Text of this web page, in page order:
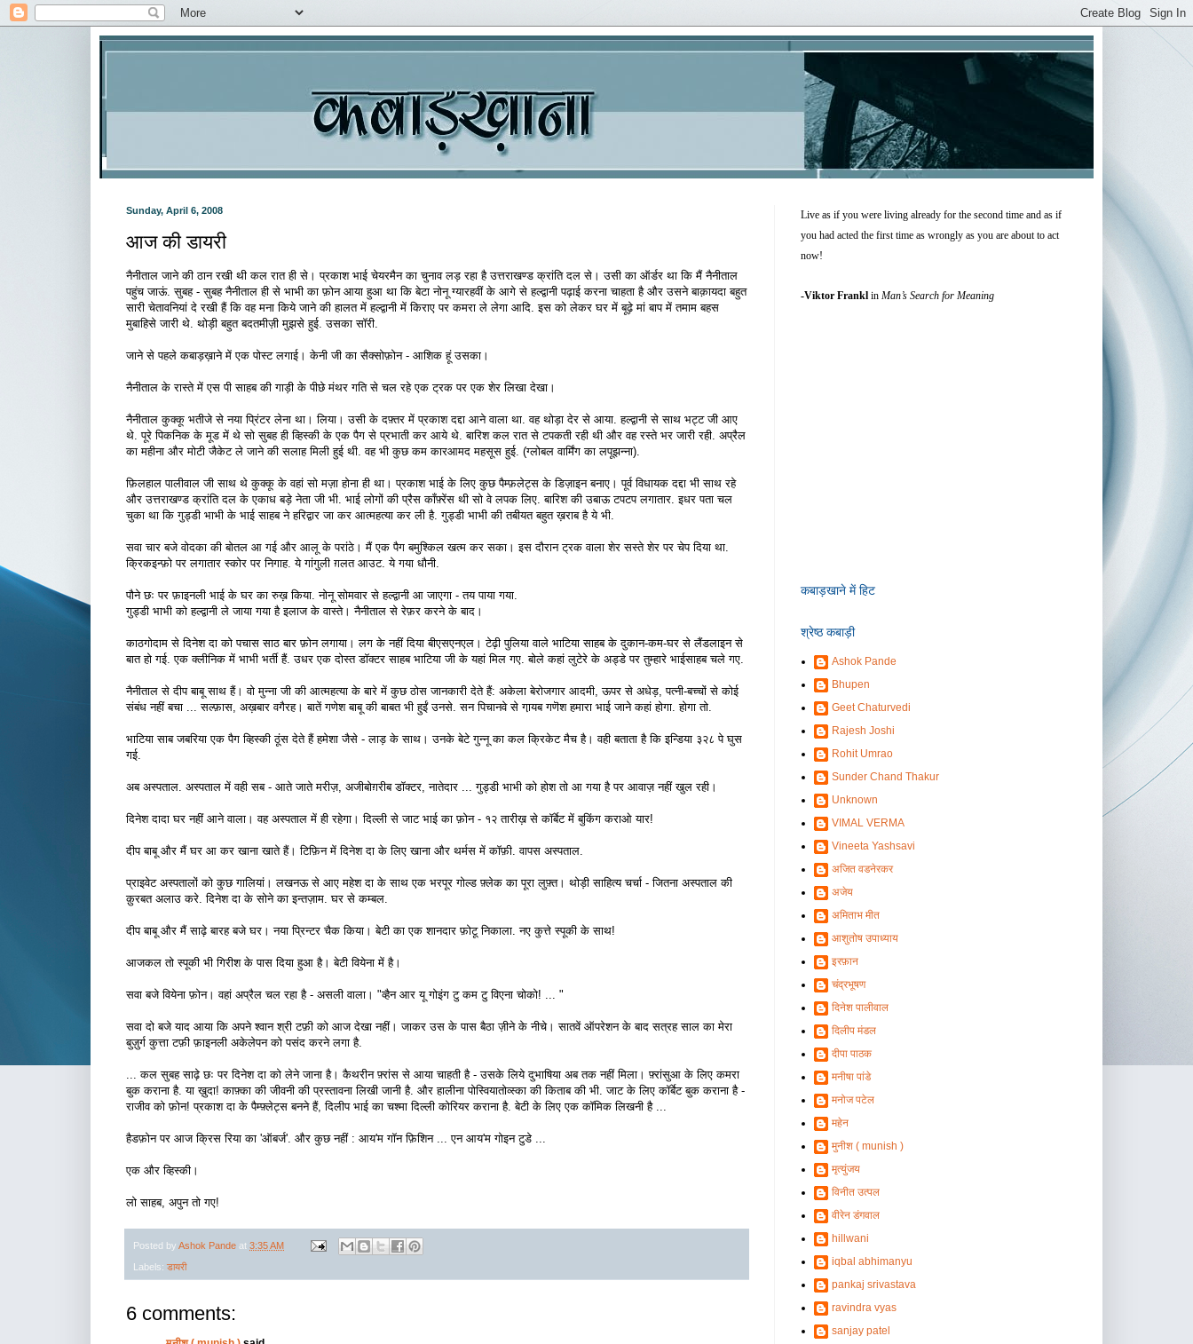
Sunday, April 6, 2008
आज की डायरी
नैनीताल जाने की ठान रखी थी कल रात ही से। प्रकाश भाई चेयरमैन का चुनाव लड़ रहा है उत्तराखण्ड क्रांति दल से। उसी का ऑर्डर था कि मैं नैनीताल
पहुंच जाऊं. सुबह - सुबह नैनीताल ही से भाभी का फ़ोन आया हुआ था कि बेटा नोनू ग्यारहवीं के आगे से हल्द्वानी पढ़ाई करना चाहता है और उसने बाक़ायदा बहुत
सारी चेतावनियां दे रखी हैं कि वह मना किये जाने की हालत में हल्द्वानी में किराए पर कमरा ले लेगा आदि. इस को लेकर घर में बूढ़े मां बाप में तमाम बहस
मुबाहिसे जारी थे. थोड़ी बहुत बदतमीज़ी मुझसे हुई. उसका सॉरी.
जाने से पहले कबाड़ख़ाने में एक पोस्ट लगाई। केनी जी का सैक्सोफ़ोन - आशिक हूं उसका।
नैनीताल के रास्ते में एस पी साहब की गाड़ी के पीछे मंथर गति से चल रहे एक ट्रक पर एक शेर लिखा देखा।
नैनीताल कुक्कू भतीजे से नया प्रिंटर लेना था। लिया। उसी के दफ़्तर में प्रकाश दद्दा आने वाला था. वह थोड़ा देर से आया. हल्द्वानी से साथ भट्ट जी आए
थे. पूरे पिकनिक के मूड में थे सो सुबह ही व्हिस्की के एक पैग से प्रभाती कर आये थे. बारिश कल रात से टपकती रही थी और वह रस्ते भर जारी रही. अप्रैल
का महीना और मोटी जैकेट ले जाने की सलाह मिली हुई थी. वह भी कुछ कम कारआमद महसूस हुई. (ग्लोबल वार्मिंग का लपूझन्ना).
फ़िलहाल पालीवाल जी साथ थे कुक्कू के वहां सो मज़ा होना ही था। प्रकाश भाई के लिए कुछ पैम्फ़लेट्स के डिज़ाइन बनाए। पूर्व विधायक दद्दा भी साथ रहे
और उत्तराखण्ड क्रांति दल के एकाध बड़े नेता जी भी. भाई लोगों की प्रैस कॉंफ़्रेंस थी सो वे लपक लिए. बारिश की उबाऊ टपटप लगातार. इधर पता चल
चुका था कि गुड्डी भाभी के भाई साहब ने हरिद्वार जा कर आत्महत्या कर ली है. गुड्डी भाभी की तबीयत बहुत ख़राब है ये भी.
सवा चार बजे वोदका की बोतल आ गई और आलू के परांठे। मैं एक पैग बमुश्किल खत्म कर सका। इस दौरान ट्रक वाला शेर सस्ते शेर पर चेप दिया था.
क्रिकइन्फ़ो पर लगातार स्कोर पर निगाह. ये गांगुली ग़लत आउट. ये गया धौनी.
पौने छः पर फ़ाइनली भाई के घर का रुख़ किया. नोनू सोमवार से हल्द्वानी आ जाएगा - तय पाया गया.
गुड्डी भाभी को हल्द्वानी ले जाया गया है इलाज के वास्ते। नैनीताल से रेफ़र करने के बाद।
काठगोदाम से दिनेश दा को पचास साठ बार फ़ोन लगाया। लग के नहीं दिया बीएसएनएल। टेढ़ी पुलिया वाले भाटिया साहब के दुकान-कम-घर से लैंडलाइन से
बात हो गई. एक क्लीनिक में भाभी भर्ती हैं. उधर एक दोस्त डॉक्टर साहब भाटिया जी के यहां मिल गए. बोले कहां लुटेरे के अड्डे पर तुम्हारे भाईसाहब चले गए.
नैनीताल से दीप बाबू साथ हैं। वो मुन्ना जी की आत्महत्या के बारे में कुछ ठोस जानकारी देते हैं: अकेला बेरोजगार आदमी, ऊपर से अधेड़, पत्नी-बच्चों से कोई
संबंध नहीं बचा ... सल्फ़ास, अख़बार वगैरह। बातें गणेश बाबू की बाबत भी हुईं उनसे. सन पिचानवे से गा़यब गणॆश हमारा भाई जाने कहां होगा. होगा तो.
भाटिया साब जबरिया एक पैग व्हिस्की ठूंस देते हैं हमेशा जैसे - लाड़ के साथ। उनके बेटे गुन्नू का कल क्रिकेट मैच है। वही बताता है कि इन्डिया ३२८ पे घुस
गई.
अब अस्पताल. अस्पताल में वही सब - आते जाते मरीज़, अजीबोग़रीब डॉक्टर, नातेदार ... गुड्डी भाभी को होश तो आ गया है पर आवाज़ नहीं खुल रही।
दिनेश दादा घर नहीं आने वाला। वह अस्पताल में ही रहेगा। दिल्ली से जाट भाई का फ़ोन - १२ तारीख़ से कॉर्बेट में बुकिंग कराओ यार!
दीप बाबू और मैं घर आ कर खाना खाते हैं। टिफ़िन में दिनेश दा के लिए खाना और थर्मस में कॉफ़ी.वापस अस्पताल.
प्राइवेट अस्पतालों को कुछ गालियां। लखनऊ से आए महेश दा के साथ एक भरपूर गोल्ड फ़्लेक का पूरा लुफ़्त। थोड़ी साहित्य चर्चा - जितना अस्पताल की
क़ुरबत अलाउ करे. दिनेश दा के सोने का इन्तज़ाम. घर से कम्बल.
दीप बाबू और मैं साढ़े बारह बजे घर। नया प्रिन्टर चैक किया। बेटी का एक शानदार फ़ोटू निकाला. नए कुत्ते स्पूकी के साथ!
आजकल तो स्पूकी भी गिरीश के पास दिया हुआ है। बेटी वियेना में है।
सवा बजे वियेना फ़ोन। वहां अप्रैल चल रहा है - असली वाला। "व्हैन आर यू गोइंग टु कम टु विएना चोको! ... "
सवा दो बजे याद आया कि अपने श्वान श्री टफ़ी को आज देखा नहीं। जाकर उस के पास बैठा ज़ीने के नीचे। सातवें ऑपरेशन के बाद सत्रह साल का मेरा
बुज़ुर्ग कुत्ता टफ़ी फ़ाइनली अकेलेपन को पसंद करने लगा है.
... कल सुबह साढ़े छः पर दिनेश दा को लेने जाना है। कैथरीन फ़्रांस से आया चाहती है - उसके लिये दुभाषिया अब तक नहीं मिला। फ़्रांसुआ के लिए कमरा
बुक कराना है. या ख़ुदा! काफ़्का की जीवनी की प्रस्तावना लिखी जानी है. और हालीना पोस्वियातोव्स्का की किताब की भी. जाट के लिए कॉर्बेट बुक कराना है -
राजीव को फ़ोन! प्रकाश दा के पैम्फ़्लेट्स बनने हैं, दिलीप भाई का चश्मा दिल्ली कोरियर कराना है. बेटी के लिए एक कॉमिक लिखनी है ...
हैडफ़ोन पर आज क्रिस रिया का 'ऑबर्ज'. और कुछ नहीं : आय'म गॉन फ़िशिन ... एन आय'म गोइन टुडे ...
एक और व्हिस्की।
लो साहब, अपुन तो गए!
Posted by Ashok Pande at 3:35 AM
Labels: डायरी
6 comments:
Live as if you were living already for the second time and as if
you had acted the first time as wrongly as you are about to act
now!
-Viktor Frankl in Man’s Search for Meaning
कबाड़खाने में हिट
श्रेष्ठ कबाड़ी
Ashok Pande
Bhupen
Geet Chaturvedi
Rajesh Joshi
Rohit Umrao
Sunder Chand Thakur
Unknown
VIMAL VERMA
Vineeta Yashsavi
अजित वडनेरकर
अजेय
अमिताभ मीत
आशुतोष उपाध्याय
इरफ़ान
चंद्रभूषण
दिनेश पालीवाल
दिलीप मंडल
दीपा पाठक
मनीषा पांडे
मनोज पटेल
महेन
मुनीश ( munish )
मृत्युंजय
विनीत उत्पल
वीरेन डंगवाल
hillwani
iqbal abhimanyu
pankaj srivastava
ravindra vyas
sanjay patel